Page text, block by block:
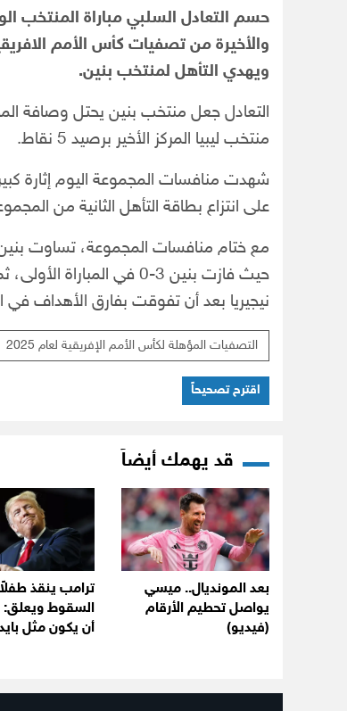
حسم التعادل السلبي مباراة المنتخب
والأخيرة من تصفيات كأس الأمم
ويهدي التأهل لمنتخب بنين.
منتخب ليبيا المركز الأخير برصيد 5 نقاط.
شهدت منافسات المجموعة اليوم إثارة
على انتزاع بطاقة التأهل الثانية من
مع ختام منافسات المجموعة، تساوت بنين
نيجيريا بعد أن تفوقت بفارق الأهداف في
التصفيات المؤهلة لكأس الأمم الإفريقية لعام 2025
اقترح تصحيحاً
قد يهمك أيضاً
بعد المونديال.. ميسي
يواصل تحطيم الأرقام
(فيديو)
ترامب ينقذ
السقوط ويعلق:
أن يكون مثل